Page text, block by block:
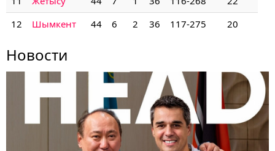
12
Шымкент 44 6 2 36 117-275 20
Новости